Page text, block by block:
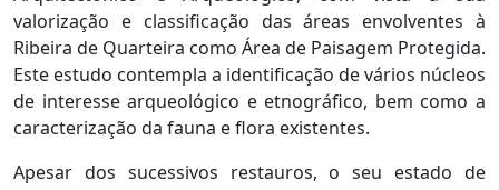
valorização e classificação das áreas envolventes à
Ribeira de Quarteira como Área de Paisagem Protegida.
Este estudo contempla a identificação de vários núcleos
de interesse arqueológico e etnográfico, bem como a
caracterização da fauna e flora existentes.
Apesar dos sucessivos restauros, o seu estado de